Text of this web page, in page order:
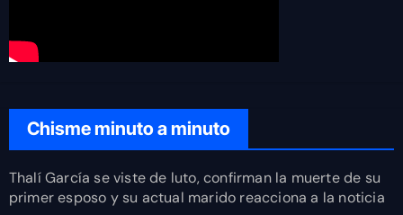
Chisme minuto a minuto
Thalí García se viste de luto, confirman la muerte de su
primer esposo y su actual marido reacciona a la noticia